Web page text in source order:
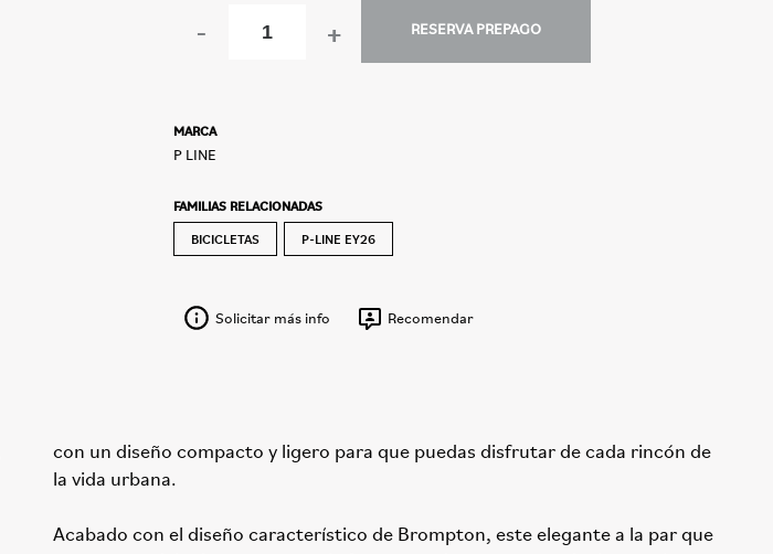
- + RESERVA PREPAGO
MARCA
P LINE
FAMILIAS RELACIONADAS
BICICLETAS
P-LINE EY26
Solicitar más info Recomendar
con un diseño compacto y ligero para que puedas disfrutar de cada rincón de
la vida urbana.
Acabado con el diseño característico de Brompton, este elegante a la par que